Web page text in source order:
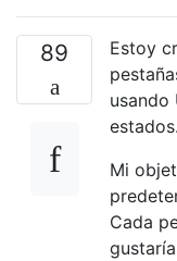
89
Estoy
usando
estados.
Mi
Cada